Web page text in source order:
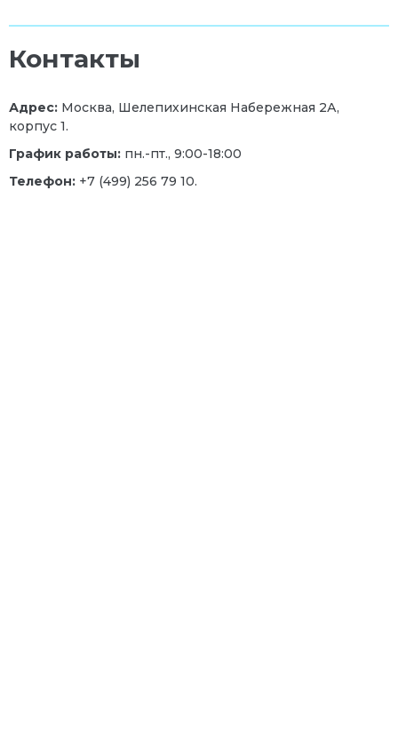
Контакты
Адрес: Москва, Шелепихинская Набережная 2А,
корпус 1.
График работы: пн.-пт., 9:00-18:00
Телефон: +7 (499) 256 79 10.